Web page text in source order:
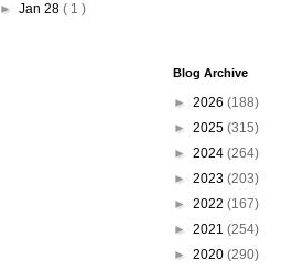
►Jan 28( 1 )
Blog Archive
► 2026 (188)
► 2025 (315)
► 2024 (264)
► 2023 (203)
► 2022 (167)
► 2021 (254)
► 2020 (290)